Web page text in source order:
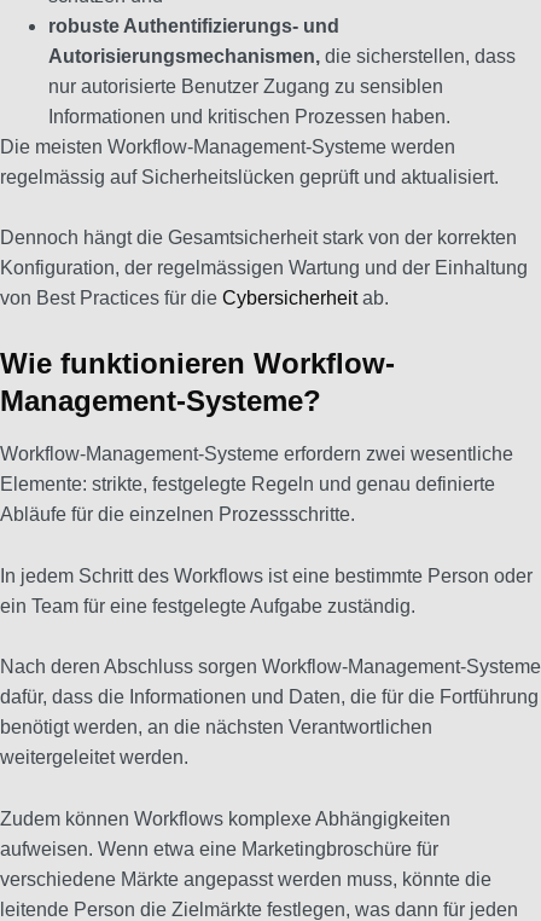
robuste Authentifizierungs- und
Autorisierungsmechanismen, die sicherstellen, dass
nur autorisierte Benutzer Zugang zu sensiblen
Informationen und kritischen Prozessen haben.
Die meisten Workflow-Management-Systeme werden
regelmässig auf Sicherheitslücken geprüft und aktualisiert.
Dennoch hängt die Gesamtsicherheit stark von der korrekten
Konfiguration, der regelmässigen Wartung und der Einhaltung
von Best Practices für die Cybersicherheitab.
Wie funktionieren Workflow-
Management-Systeme?
Workflow-Management-Systeme erfordern zwei wesentliche
Elemente: strikte, festgelegte Regeln und genau definierte
Abläufe für die einzelnen Prozessschritte.
In jedem Schritt des Workflows ist eine bestimmte Person oder
ein Team für eine festgelegte Aufgabe zuständig.
Nach deren Abschluss sorgen Workflow-Management-Systeme
dafür, dass die Informationen und Daten, die für die Fortführung
benötigt werden, an die nächsten Verantwortlichen
weitergeleitet werden.
Zudem können Workflows komplexe Abhängigkeiten
aufweisen. Wenn etwa eine Marketingbroschüre für
verschiedene Märkte angepasst werden muss, könnte die
leitende Person die Zielmärkte festlegen, was dann für jeden